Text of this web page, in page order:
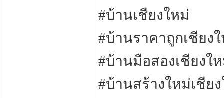
#บ้านเชียงใหม่
#บ้านราคาถูกเชียง
#บ้านมือสองเชียงใ
#บ้านสร้างใหม่เชีย